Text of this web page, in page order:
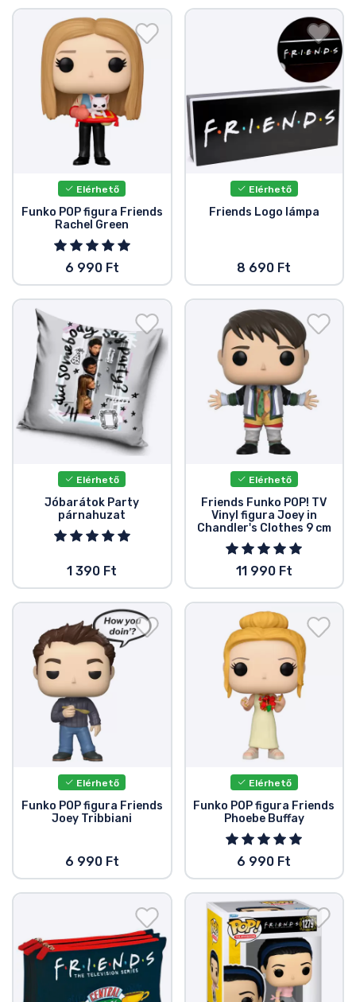
Elérhető
Funko POP figura Friends
Rachel Green
6 990 Ft
Elérhető
Friends Logo lámpa
8 690 Ft
Elérhető
Jóbarátok Party
párnahuzat
1 390 Ft
Elérhető
Friends Funko POP! TV
Vinyl figura Joey in
Chandler's Clothes 9 cm
11 990 Ft
Elérhető
Funko POP figura Friends
Joey Tribbiani
6 990 Ft
Elérhető
Funko POP figura Friends
Phoebe Buffay
6 990 Ft